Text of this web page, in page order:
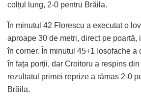
colțul lung, 2-0 pentru Brăila.
În minutul 42 Florescu a executat o
aproape 30 de metri, direct pe poartă,
în corner. În minutul 45+1 Iosofache a
în fața porții, dar Croitoru a respins
rezultatul primei reprize a rămas 2-0
Brăila.